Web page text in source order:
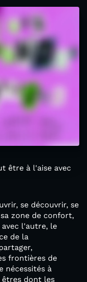
être à l'aise avec
se découvrir, se
zone de confort,
l'autre, le
de la
frontières de
nécessités à
êtres dont les